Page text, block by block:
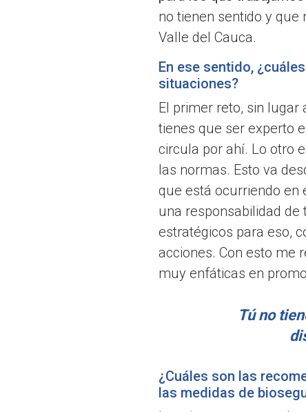
no tienen sentido y
Valle del Cauca.
En ese sentido,
situaciones?
El primer reto, sin
tienes que ser experto
circula por ahí. Lo otro
las normas. Esto va
que está ocurriendo en
una responsabilidad de
estratégicos para eso,
acciones. Con esto me
muy enfáticas en
Tú no
¿Cuáles son las
las medidas de